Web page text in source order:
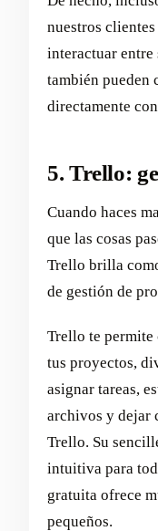
nuestros
interactuar entre
también pueden
directamente
5. Trello:
Cuando haces
que las cosas
Trello brilla
de gestión de
Trello te permite
tus proyectos,
asignar tareas,
archivos y dejar
Trello. Su
intuitiva para
gratuita ofrece
pequeños.